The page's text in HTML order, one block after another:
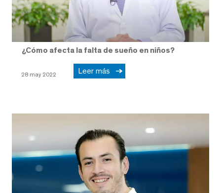
¿Cómo afecta la falta de sueño en niños?
28 may 2022 Leer más